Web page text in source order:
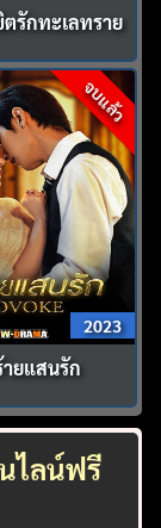
รักทะเลทราย
จบแล้ว
2023
ายแสนรัก
ไลน์ฟรี